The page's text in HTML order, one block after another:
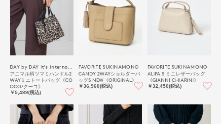
アニマル柄ツマミハンドル2
WAYミニトートバッグ《CO
OCO/クーコ》
￥5,489(税込)
FAVORITE SUKINAMONO
CANDY 2WAYショルダーバ
ッグS NEW《ORIGINAL》
￥36,960(税込)
FAVORITE SUKINAMONO
ALIFA S ミニレザーバッグ
《GIANNI CHIARINI》
￥32,450(税込)